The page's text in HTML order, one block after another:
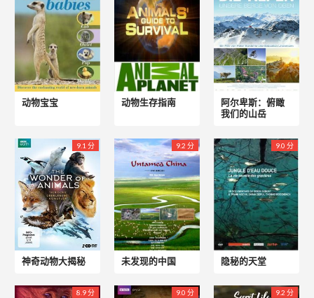
动物宝宝 动物生存指南
阿尔卑斯：俯瞰
我们的山岳
9.1 分
神奇动物大揭秘
9.2 分
未发现的中国
9.0 分
隐秘的天堂
8.9 分 9.0 分 9.2 分